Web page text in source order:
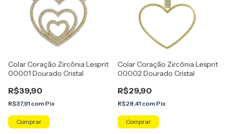
Colar Coração Zircônia Lesprit
00001 Dourado Cristal
R$39,90
R$37,91 com Pix
Colar Coração Zircônia Lesprit
00002 Dourado Cristal
R$29,90
R$28,41 com Pix